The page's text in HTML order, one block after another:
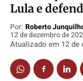
Socioeconômicas
Justiça
Socioeconômicas
Justiça
Socioeconômicas
Justiça
Socioeconômicas
Justiça
Lula e
Por: Roberto
12 de dezembro de
Atualizado em 12 de